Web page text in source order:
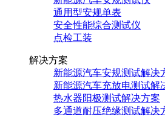
通用型安规单表
安全性能综合测试仪
点检工装
解决方案
新能源汽车安规测试解决
新能源汽车充放电测试解
热水器阳极测试解决方案
多通道耐压绝缘测试解决